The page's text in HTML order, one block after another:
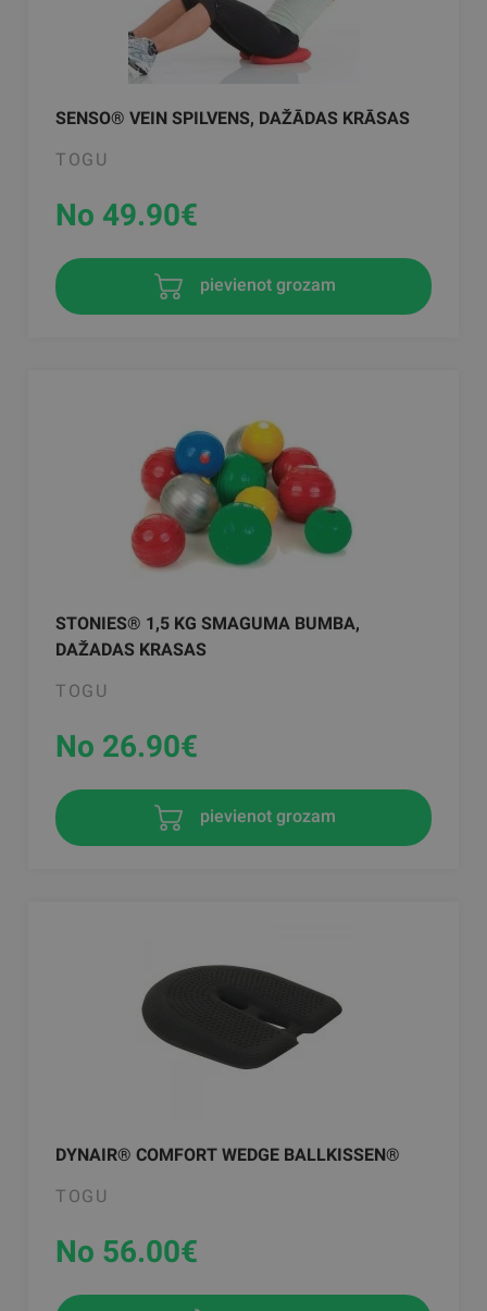
SENSO® VEIN SPILVENS, DAŽĀDAS KRĀSAS
TOGU
No 49.90€
pievienot grozam
STONIES® 1,5 KG SMAGUMA BUMBA,
DAŽADAS KRASAS
TOGU
No 26.90€
pievienot grozam
DYNAIR® COMFORT WEDGE BALLKISSEN®
TOGU
No 56.00€